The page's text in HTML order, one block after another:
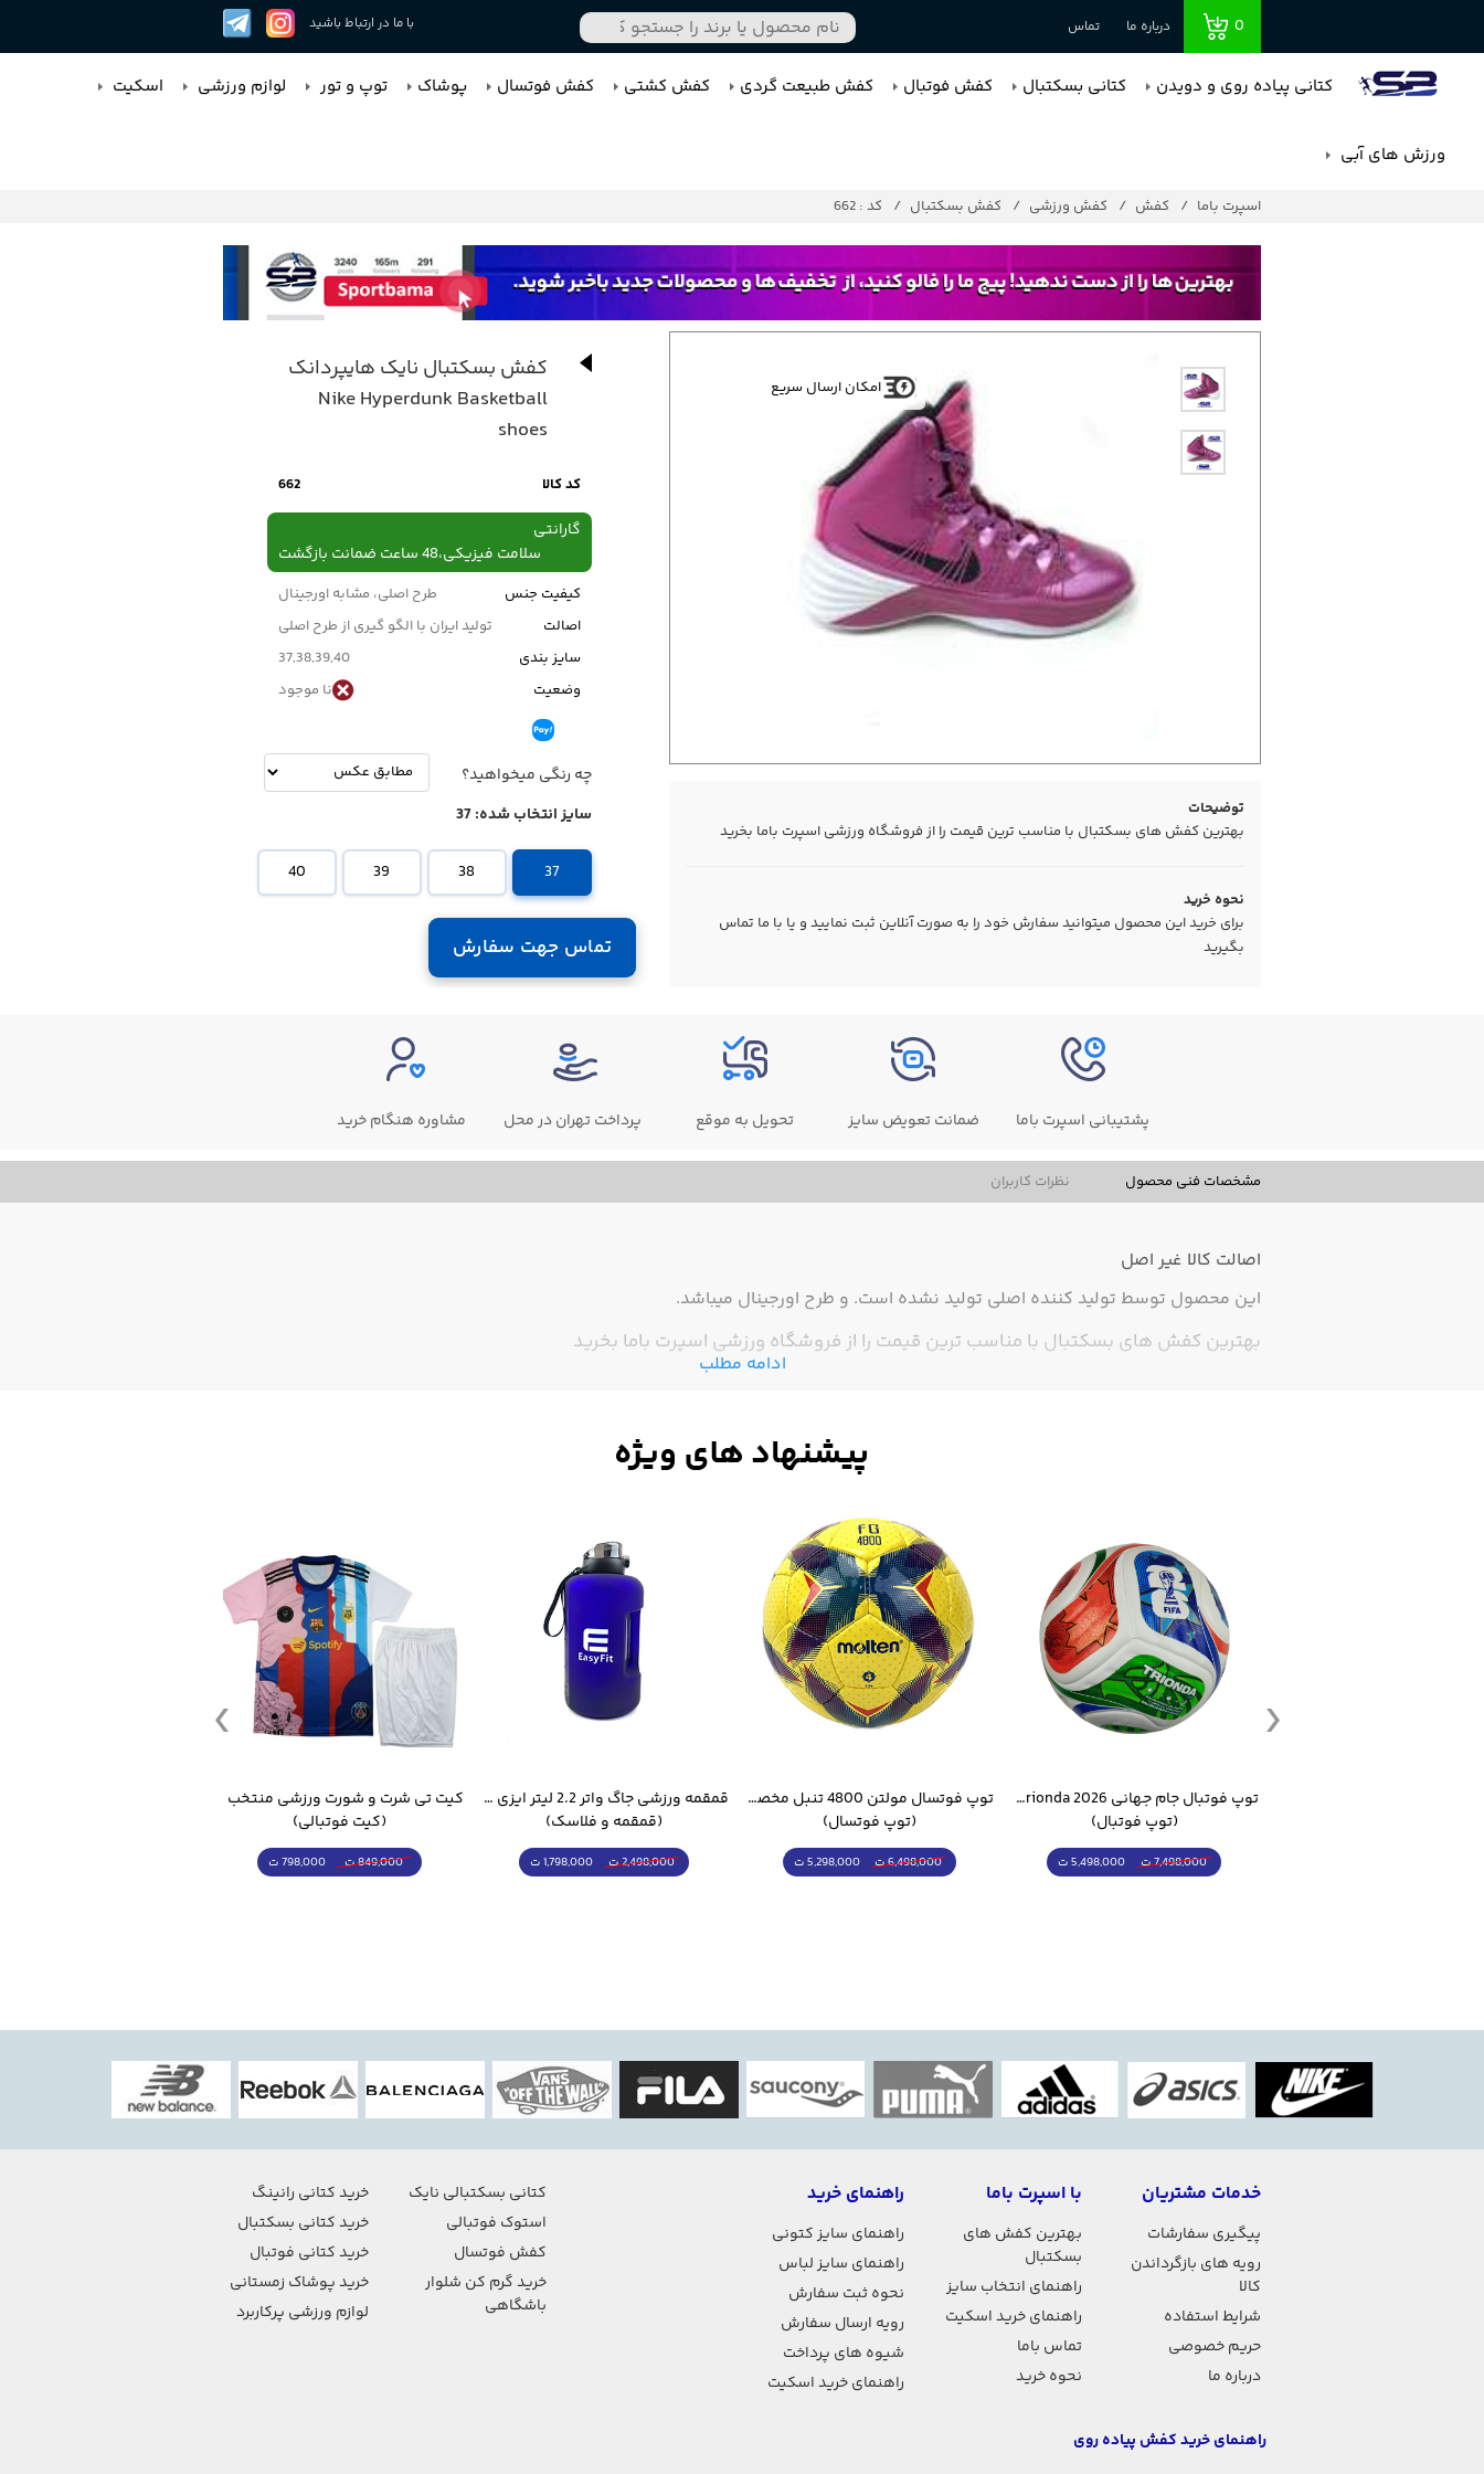
0 درباره ما تماس با ما در ارتباط باشید
کتانی پیاده روی و دویدن کتانی بسکتبال کفش فوتبال کفش طبیعت گردی کفش کشتی کفش فوتسال پوشاک توپ و تور لوازم ورزشی اسکیت
ورزش های آبی
اسپرت باما کفش کفش ورزشی کفش بسکتبال کد : 662
امکان ارسال سریع
توضیحات
بهترین کفش های بسکتبال با مناسب ترین قیمت را از فروشگاه ورزشی اسپرت باما بخرید
نحوه خرید
برای خرید این محصول میتوانید سفارش خود را به صورت آنلاین ثبت نمایید و یا با ما تماس
بگیرید
کفش بسکتبال نایک هایپردانک
Nike Hyperdunk Basketball
shoes
کد کالا 662
گارانتی
سلامت فیزیکی،48 ساعت ضمانت بازگشت
کیفیت جنس
طرح اصلی، مشابه اورجینال
اصالت
تولید ایران با الگو گیری از طرح اصلی
سایز بندی
37,38,39,40
وضعیت
نا موجود
چه رنگی میخواهید؟
سایز انتخاب شده:37
37
38
39
40
تماس جهت سفارش
پشتیبانی اسپرت باما ضمانت تعویض سایز تحویل به موقع پرداخت تهران در محل مشاوره هنگام خرید
مشخصات فنی محصول نظرات کاربران
اصالت کالا غیر اصل
این محصول توسط تولید کننده اصلی تولید نشده است. و طرح اورجینال میباشد.
بهترین کفش های بسکتبال با مناسب ترین قیمت را از فروشگاه ورزشی اسپرت باما بخرید
ادامه مطلب
توپ فوتبال جام جهانی 2026 Trionda مشابه اورجینال
(توپ فوتبال)
7,498,000 ت 5,498,000 ت
توپ فوتسال مولتن 4800 تنبل مخصوص سالن
(توپ فوتسال)
6,498,000 ت 5,298,000 ت
قمقمه ورزشی جاگ واتر 2.2 لیتر ایزی فیت
(قمقمه و فلاسک)
2,498,000 ت 1,798,000 ت
(کیت فوتبالی)
849,000 ت 798,000 ت
خدمات مشتریان
پیگیری سفارشات
رویه های بازگرداندن
کالا
شرایط استفاده
حریم خصوصی
درباره ما
با اسپرت باما
بهترین کفش های
بسکتبال
راهنمای انتخاب سایز
راهنمای خرید اسکیت
تماس باما
نحوه خرید
راهنمای خرید
راهنمای سایز کتونی
راهنمای سایز لباس
نحوه ثبت سفارش
رویه ارسال سفارش
شیوه های پرداخت
راهنمای خرید اسکیت
کتانی بسکتبالی نایک
استوک فوتبالی
کفش فوتسال
خرید گرم کن شلوار
باشگاهی
خرید کتانی رانینگ
خرید کتانی بسکتبال
خرید کتانی فوتبال
خرید پوشاک زمستانی
لوازم ورزشی پرکاربرد
راهنمای خرید کفش پیاده روی